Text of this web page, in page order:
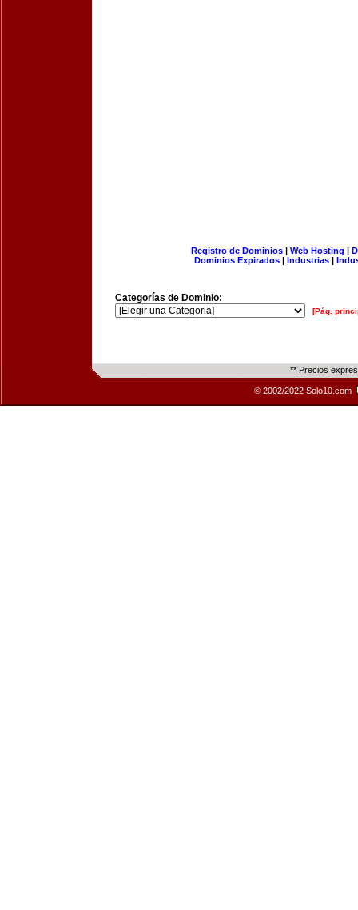
Registro de Dominios| Web Hosting |
Dominios Expirados | Industrias |
Categorías de Dominio:
[Pág.
** Precios
© 2002/2022 Solo10.com